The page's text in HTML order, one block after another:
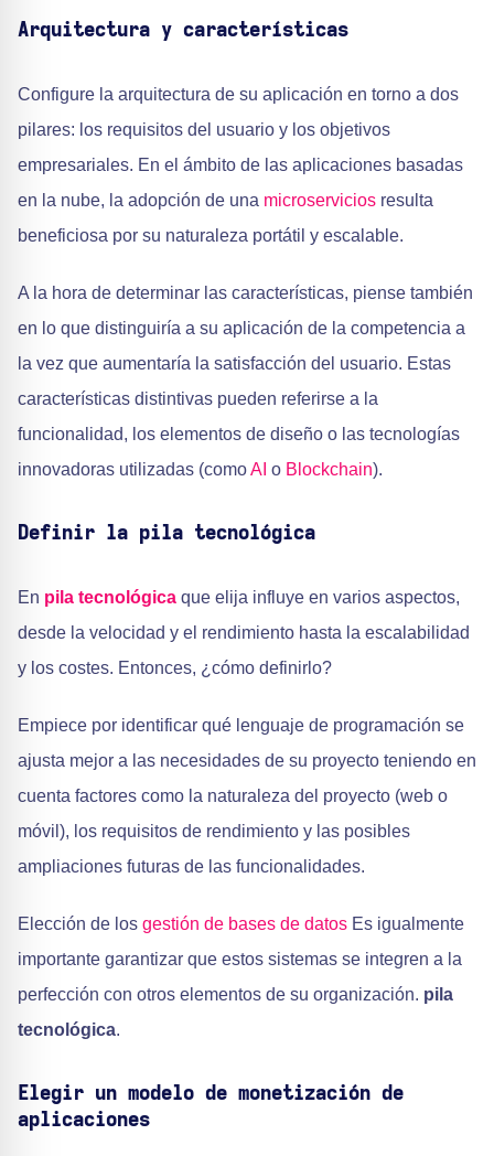
Arquitectura y características
Configure la arquitectura de su aplicación en torno a dos
pilares: los requisitos del usuario y los objetivos
empresariales. En el ámbito de las aplicaciones basadas
en la nube, la adopción de una microservicios resulta
beneficiosa por su naturaleza portátil y escalable.
A la hora de determinar las características, piense también
en lo que distinguiría a su aplicación de la competencia a
la vez que aumentaría la satisfacción del usuario. Estas
características distintivas pueden referirse a la
funcionalidad, los elementos de diseño o las tecnologías
innovadoras utilizadas (comoAI o Blockchain).
Definir la pila tecnológica
En pila tecnológica que elija influye en varios aspectos,
desde la velocidad y el rendimiento hasta la escalabilidad
y los costes. Entonces, ¿cómo definirlo?
Empiece por identificar qué lenguaje de programación se
ajusta mejor a las necesidades de su proyecto teniendo en
cuenta factores como la naturaleza del proyecto (web o
móvil), los requisitos de rendimiento y las posibles
ampliaciones futuras de las funcionalidades.
Elección de los gestión de bases de datos Es igualmente
importante garantizar que estos sistemas se integren a la
perfección con otros elementos de su organización. pila
tecnológica.
Elegir un modelo de monetización de
aplicaciones